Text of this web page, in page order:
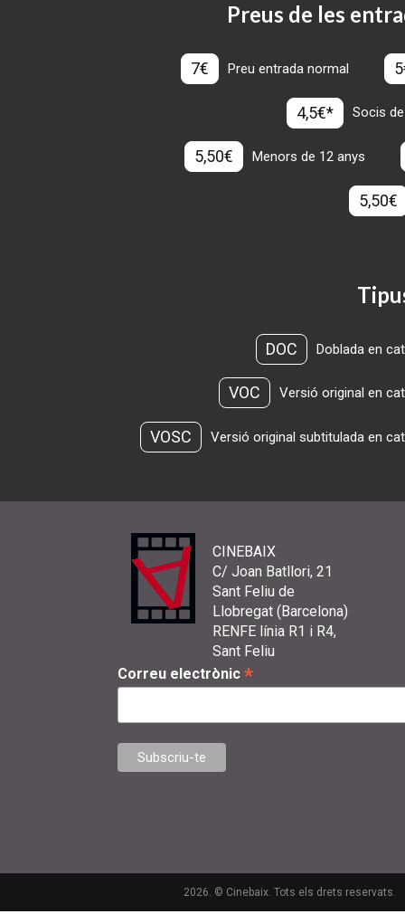
Preus de les
7€ Preu entrada normal
4,5€* Socis
5,50€ Menors de 12 anys
5,50€
DOC Doblada en
VOC Versió original en
VOSC Versió original subtitulada en
CINEBAIX
C/ Joan Batllori, 21
Sant Feliu de
Llobregat (Barcelona)
RENFE línia R1 i R4,
Sant Feliu
Correu electrònic *
2026. © Cinebaix. Tots els drets reservats.